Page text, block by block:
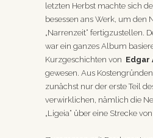
letzten Herbst machte sich
besessen ans Werk, um den
„Narrenzeit“ fertigzustellen.
war ein ganzes Album
Kurzgeschichten von Edgar
gewesen. Aus
zunächst nur der erste Teil
verwirklichen, nämlich die
„Ligeia“ über eine Strecke